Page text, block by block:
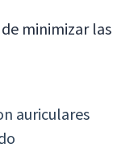
minimizar las
auriculares